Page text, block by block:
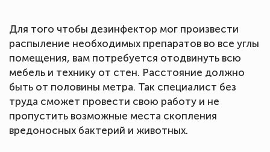
Для того чтобы дезинфектор мог произвести
распыление необходимых препаратов во все углы
помещения, вам потребуется отодвинуть всю
мебель и технику от стен. Расстояние должно
быть от половины метра. Так специалист без
труда сможет провести свою работу и не
пропустить возможные места скопления
вредоносных бактерий и животных.